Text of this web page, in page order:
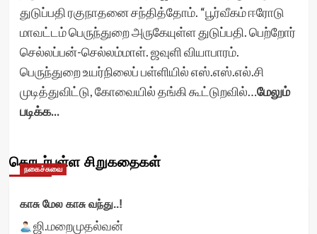
துடுப்பதி ரகுநாதனை சந்தித்தோம். “பூர்வீகம் ஈரோடு
மாவட்டம் பெருந்துறை அருகேயுள்ள துடுப்பதி. பெற்றோர்
செல்லப்பன்-செல்லம்மாள். ஜவுளி வியாபாரம்.
பெருந்துறை உயர்நிலைப் பள்ளியில் எஸ்.எஸ்.எல்.சி
முடித்துவிட்டு, கோவையில் தங்கி கூட்டுறவில்…மேலும்
படிக்க...
தொடர்புள்ள சிறுகதைகள்
நகைச்சுவை
காசு மேல காசு வந்து..!
ஜி.மறைமுதல்வன்